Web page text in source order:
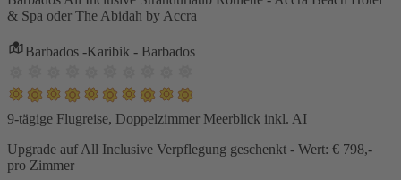
& Spa oder The Abidah by Accra
Barbados -Karibik - Barbados
9-tägige Flugreise, Doppelzimmer Meerblick inkl. AI
Upgrade auf All Inclusive Verpflegung geschenkt - Wert: € 798,-
pro Zimmer